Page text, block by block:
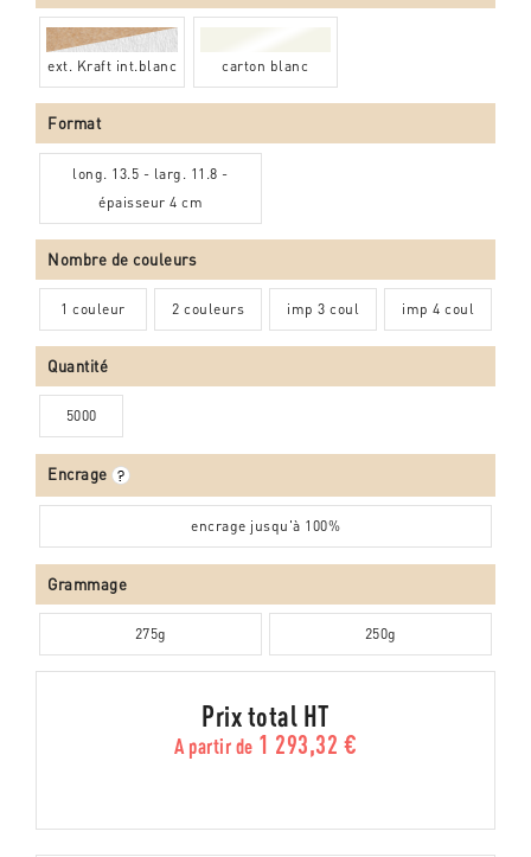
ext. Kraft int.blanc carton blanc
Format
long. 13.5 - larg. 11.8 -
épaisseur 4 cm
Nombre de couleurs
1 couleur 2 couleurs imp 3 coul imp 4 coul
Quantité
5000
Encrage
encrage jusqu'à 100%
Grammage
275g 250g
Prix total HT
A partir de 1 293,32 €